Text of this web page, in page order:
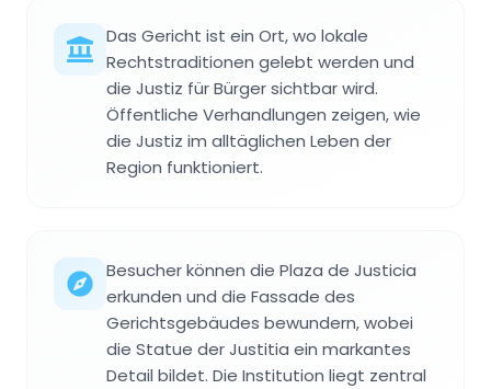
Das Gericht ist ein Ort, wo lokale
Rechtstraditionen gelebt werden und
die Justiz für Bürger sichtbar wird.
Öffentliche Verhandlungen zeigen, wie
die Justiz im alltäglichen Leben der
Region funktioniert.
Besucher können die Plaza de Justicia
erkunden und die Fassade des
Gerichtsgebäudes bewundern, wobei
die Statue der Justitia ein markantes
Detail bildet. Die Institution liegt zentral